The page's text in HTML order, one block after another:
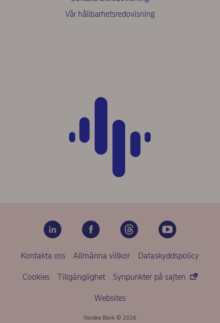
Vår hållbarhetsredovisning
Kontakta oss Allmänna villkor Dataskyddspolicy
Cookies Tillgänglighet Synpunkter på sajten
Websites
Nordea Bank © 2026